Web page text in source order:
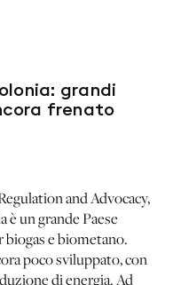
netzerotube
grandi
frenato
and Advocacy,
è un grande Paese
e biometano.
poco sviluppato, con
di energia. Ad